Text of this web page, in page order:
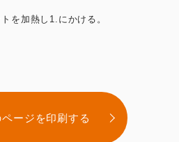
を加熱し1.にかける。
ページを印刷する